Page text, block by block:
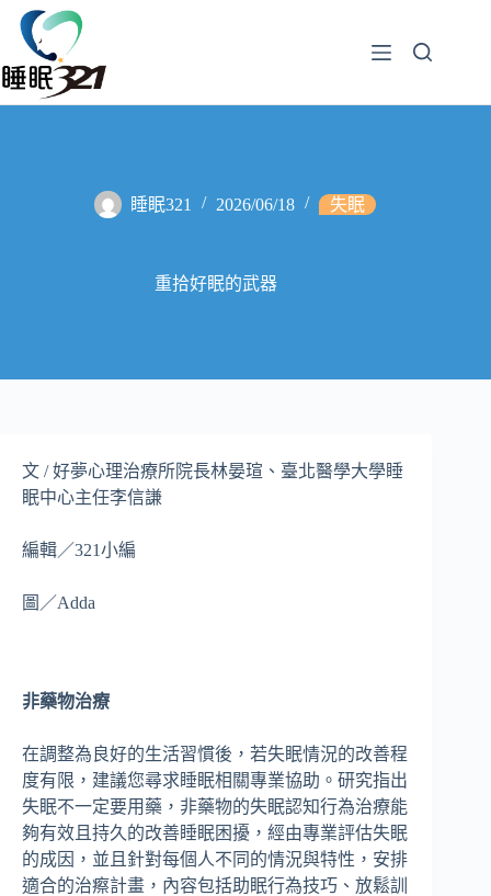
睡眠321 2026/06/18 失眠
重拾好眠的武器
文 / 好夢心理治療所院長林晏瑄、臺北醫學大學睡
眠中心主任李信謙
編輯／321小編
圖／Adda
非藥物治療
在調整為良好的生活習慣後，若失眠情況的改善程
度有限，建議您尋求睡眠相關專業協助。研究指出
失眠不一定要用藥，非藥物的失眠認知行為治療能
夠有效且持久的改善睡眠困擾，經由專業評估失眠
的成因，並且針對每個人不同的情況與特性，安排
適合的治瘵計畫，內容包括助眠行為技巧、放鬆訓